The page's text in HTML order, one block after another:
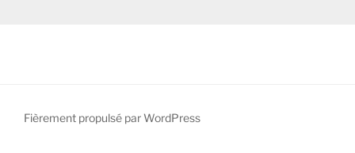
Fièrement propulsé par WordPress